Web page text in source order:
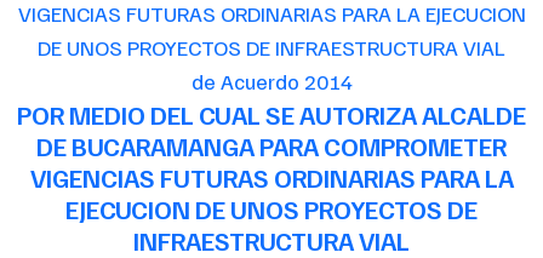
de Acuerdo 2014
POR MEDIO DEL CUAL SE AUTORIZA ALCALDE
DE BUCARAMANGA PARA COMPROMETER
VIGENCIAS FUTURAS ORDINARIAS PARA LA
EJECUCION DE UNOS PROYECTOS DE
INFRAESTRUCTURA VIAL